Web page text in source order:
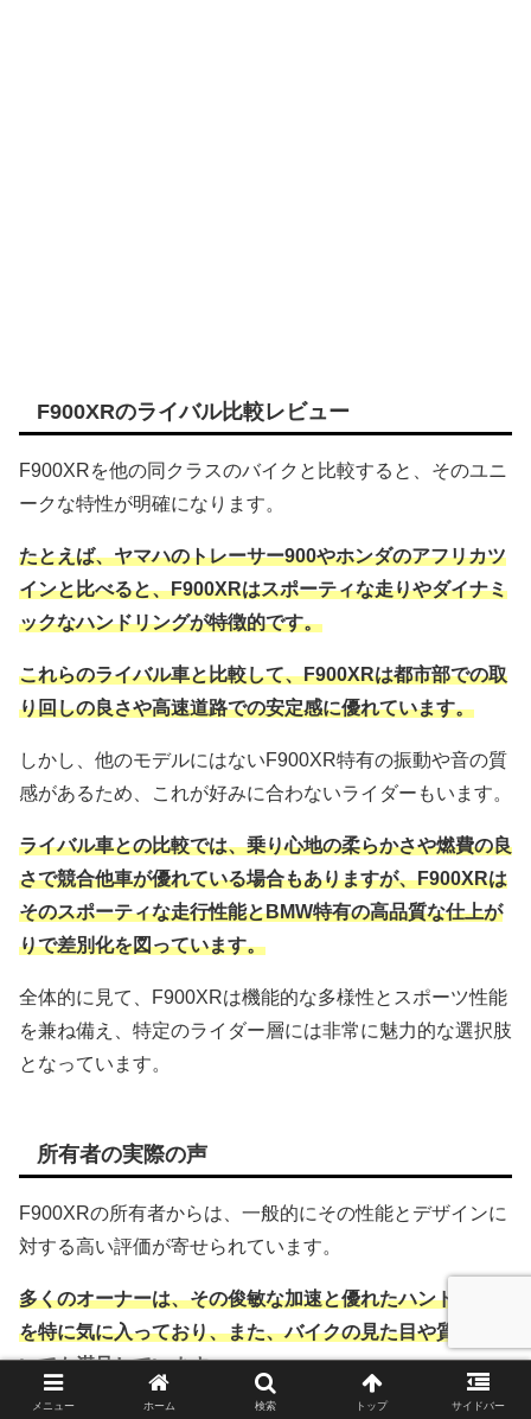
F900XRのライバル比較レビュー
F900XRを他の同クラスのバイクと比較すると、そのユニ
ークな特性が明確になります。
たとえば、ヤマハのトレーサー900やホンダのアフリカツ
インと比べると、F900XRはスポーティな走りやダイナミ
ックなハンドリングが特徴的です。
これらのライバル車と比較して、F900XRは都市部での取
り回しの良さや高速道路での安定感に優れています。
しかし、他のモデルにはないF900XR特有の振動や音の質
感があるため、これが好みに合わないライダーもいます。
ライバル車との比較では、乗り心地の柔らかさや燃費の良
さで競合他車が優れている場合もありますが、F900XRは
そのスポーティな走行性能とBMW特有の高品質な仕上が
りで差別化を図っています。
全体的に見て、F900XRは機能的な多様性とスポーツ性能
を兼ね備え、特定のライダー層には非常に魅力的な選択肢
となっています。
所有者の実際の声
F900XRの所有者からは、一般的にその性能とデザインに
対する高い評価が寄せられています。
多くのオーナーは、その俊敏な加速と優れたハンドリング
を特に気に入っており、また、バイクの見た目や質感につ
いても満足しています。
メニュー ホーム 検索 トップ サイドバー